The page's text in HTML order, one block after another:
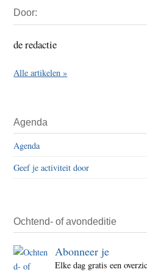
Sidebar
Door:
de redactie
Alle artikelen »
Agenda
Agenda
Geef je activiteit door
Ochtend- of avondeditie
Abonneer je
Elke dag gratis een